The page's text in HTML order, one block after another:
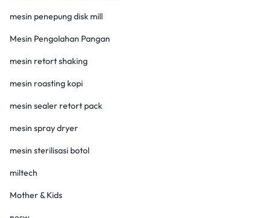
mesin penepung disk mill
Mesin Pengolahan Pangan
mesin retort shaking
mesin roasting kopi
mesin sealer retort pack
mesin spray dryer
mesin sterilisasi botol
miltech
Mother & Kids